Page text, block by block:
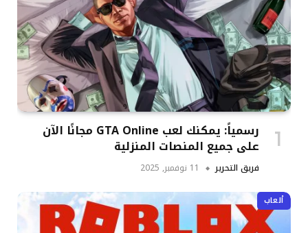
رسمياً: يمكنك لعب GTA Online مجانًا الآن
على جميع المنصات المنزلية
فريق التحرير 11 نوفمبر, 2025
ألعاب